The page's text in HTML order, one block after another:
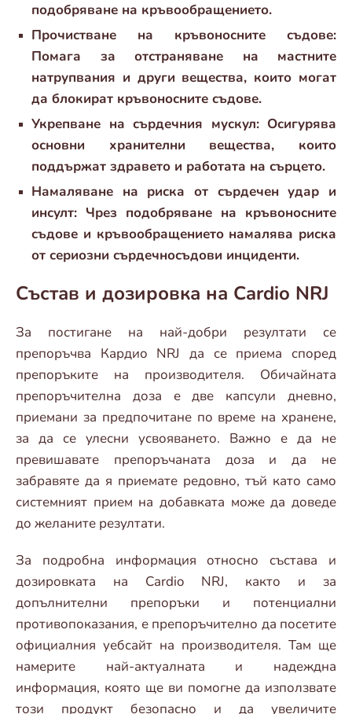
подобряване на кръвообращението.
Прочистване на кръвоносните съдове:
Помага за отстраняване на мастните
натрупвания и други вещества, които могат
да блокират кръвоносните съдове.
Укрепване на сърдечния мускул: Осигурява
основни хранителни вещества, които
поддържат здравето и работата на сърцето.
Намаляване на риска от сърдечен удар и
инсулт: Чрез подобряване на кръвоносните
съдове и кръвообращението намалява риска
от сериозни сърдечносъдови инциденти.
Състав и дозировка на Cardio NRJ
За постигане на най-добри резултати се
препоръчва Кардио NRJ да се приема според
препоръките на производителя. Обичайната
препоръчителна доза е две капсули дневно,
приемани за предпочитане по време на хранене,
за да се улесни усвояването. Важно е да не
превишавате препоръчаната доза и да не
забравяте да я приемате редовно, тъй като само
системният прием на добавката може да доведе
до желаните резултати.
За подробна информация относно състава и
дозировката на Cardio NRJ, както и за
допълнителни препоръки и потенциални
противопоказания, е препоръчително да посетите
официалния уебсайт на производителя. Там ще
намерите най-актуалната и надеждна
информация, която ще ви помогне да използвате
този продукт безопасно и да увеличите